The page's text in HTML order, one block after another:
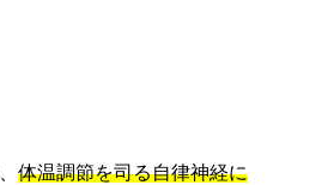
体温調節を司る自律神経に